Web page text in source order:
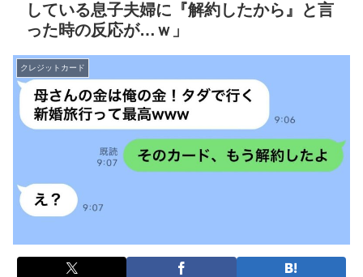
している息子夫婦に『解約したから』と言
った時の反応が…ｗ」
クレジットカード